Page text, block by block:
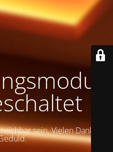
sein. Vielen Dank für